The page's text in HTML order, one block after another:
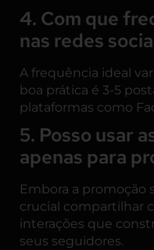
4. Com que
nas redes
A frequência ideal
boa prática é 3-5
plataformas como
5. Posso usar
apenas para
Embora a
crucial compartilhar
interações que
seus seguidores.